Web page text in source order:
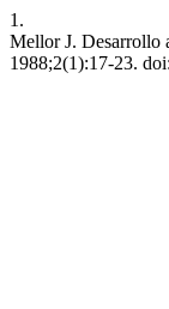
1.
Mellor J. Desarrollo
1988;2(1):17-23. doi: